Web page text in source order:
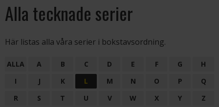
Alla tecknade serier
Här listas alla våra serier i bokstavsordning.
ALLA A B C D E F G
H
I
J K L M N O P
Q
R
S T U V W X Y
Z